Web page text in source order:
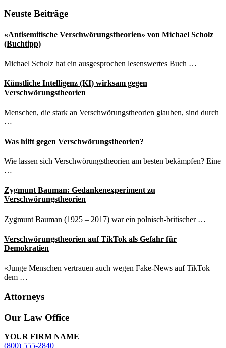
Vaxxer
sich
hinter
Putin
Seitenspalte
Neuste Beiträge
«Antisemitische Verschwörungstheorien» von Michael Scholz
(Buchtipp)
Michael Scholz hat ein ausgesprochen lesenswertes Buch …
Künstliche Intelligenz (KI) wirksam gegen
Verschwörungstheorien
Menschen, die stark an Verschwörungstheorien glauben, sind durch
…
Was hilft gegen Verschwörungstheorien?
Wie lassen sich Verschwörungstheorien am besten bekämpfen? Eine
…
Zygmunt Bauman: Gedankenexperiment zu
Verschwörungstheorien
Zygmunt Bauman (1925 – 2017) war ein polnisch-britischer …
Verschwörungstheorien auf TikTok als Gefahr für
Demokratien
«Junge Menschen vertrauen auch wegen Fake-News auf TikTok
dem …
Attorneys
Site
Footer
Our Law Office
YOUR FIRM NAME
(800) 555-2840